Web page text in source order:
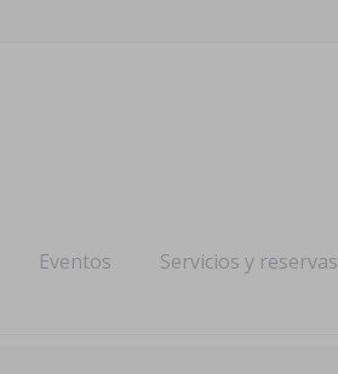
Eventos Servicios y reservas